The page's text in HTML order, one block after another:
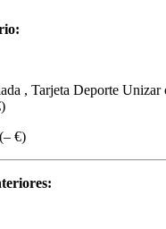
, Tarjeta Deporte Unizar
€)